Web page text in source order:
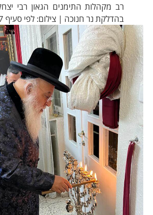
רב מקהלות התימנים הגאון רבי
בהדלקת נר חנוכה | צילום: לפי סעיף 27א